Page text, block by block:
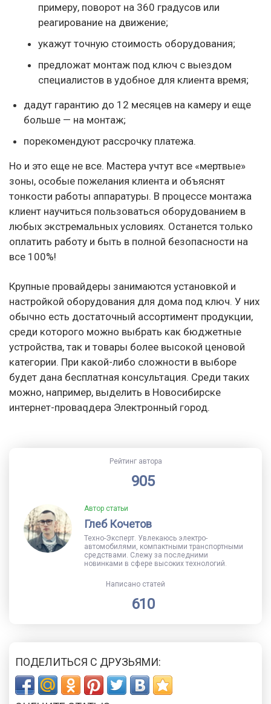
примеру, поворот на 360 градусов или
реагирование на движение;
укажут точную стоимость оборудования;
предложат монтаж под ключ с выездом
специалистов в удобное для клиента время;
дадут гарантию до 12 месяцев на камеру и еще
больше — на монтаж;
порекомендуют рассрочку платежа.
Но и это еще не все. Мастера учтут все «мертвые»
зоны, особые пожелания клиента и объяснят
тонкости работы аппаратуры. В процессе монтажа
клиент научиться пользоваться оборудованием в
любых экстремальных условиях. Останется только
оплатить работу и быть в полной безопасности на
все 100%!
Крупные провайдеры занимаются установкой и
настройкой оборудования для дома под ключ. У них
обычно есть достаточный ассортимент продукции,
среди которого можно выбрать как бюджетные
устройства, так и товары более высокой ценовой
категории. При какой-либо сложности в выборе
будет дана бесплатная консультация. Среди таких
можно, например, выделить в Новосибирске
интернет-проваqдера Электронный город.
Рейтинг автора
905
Автор статьи
Глеб Кочетов
Техно-Эксперт. Увлекаюсь электро-
автомобилями, компактными транспортными
средствами. Слежу за последними
новинками в сфере высоких технологий.
Написано статей
610
ПОДЕЛИТЬСЯ С ДРУЗЬЯМИ: